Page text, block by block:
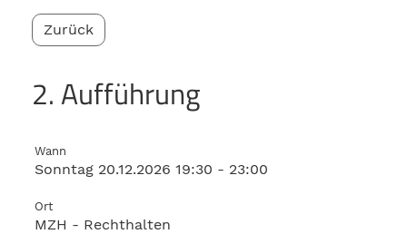
Zurück
2. Aufführung
Wann
Sonntag 20.12.2026 19:30 - 23:00
Ort
MZH - Rechthalten